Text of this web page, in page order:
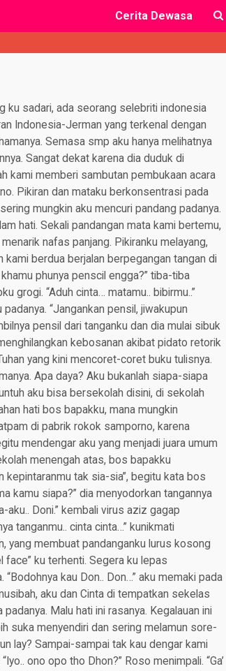
Cerita Dewasa
ku sadari, ada seorang selebriti indonesia
Indonesia-Jerman yang terkenal dengan
Semasa smp aku hanya melihatnya
Sangat dekat karena dia duduk di
kami memberi sambutan pembukaan acara
Pikiran dan mataku berkonsentrasi pada
mungkin aku mencuri pandang padanya.
hati. Sekali pandangan mata kami bertemu,
nafas panjang. Pikiranku melayang,
berdua berjalan berpegangan tangan di
phunya penscil engga?” tiba-tiba
grogi. “Aduh cinta… matamu.. bibirmu..”
“Jangankan pensil, jiwakupun
pensil dari tanganku dan dia mulai sibuk
kebosanan akibat pidato retorik
yang kini mencoret-coret buku tulisnya.
Apa daya? Aku bukanlah siapa-siapa
aku bisa bersekolah disini, di sekolah
hati bos bapakku, mana mungkin
di pabrik rokok samporno, karena
mendengar aku yang menjadi juara umum
menengah atas, bos bapakku
kepintaranmu tak sia-sia”, begitu kata bos
kamu siapa?” dia menyodorkan tangannya
aku.. Doni.” kembali virus aziz gagap
tanganmu.. cinta cinta…” kunikmati
yang membuat pandanganku lurus kosong
face” ku terhenti. Segera ku lepas
kau Don.. Don…” aku memaki pada
aku dan Cinta di tempatkan sekelas
Malu hati ini rasanya. Kegalauan ini
suka menyendiri dan sering melamun sore-
lay? Sampai-sampai tak kau dengar kami
ono opo tho Dhon?” Roso menimpali. “Ga’